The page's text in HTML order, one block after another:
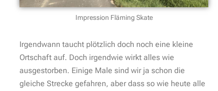
Impression Fläming Skate
Irgendwann taucht plötzlich doch noch eine kleine
Ortschaft auf. Doch irgendwie wirkt alles wie
ausgestorben. Einige Male sind wir ja schon die
gleiche Strecke gefahren, aber dass so wie heute alle